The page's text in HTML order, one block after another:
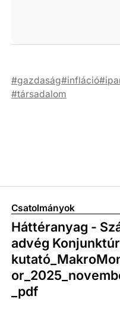
gazdaság infláció
társadalom
Csatolmányok
Háttéranyag -
advég
_pdf